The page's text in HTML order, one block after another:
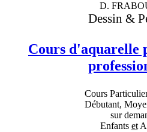
D.
Dessin &
Cours d'aquarelle
Cours
Débutant,
sur
Enfants et